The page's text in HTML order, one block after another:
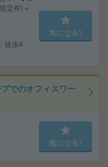
定有)＋
徒歩4
気になる!
でのオフィスワー
気になる!